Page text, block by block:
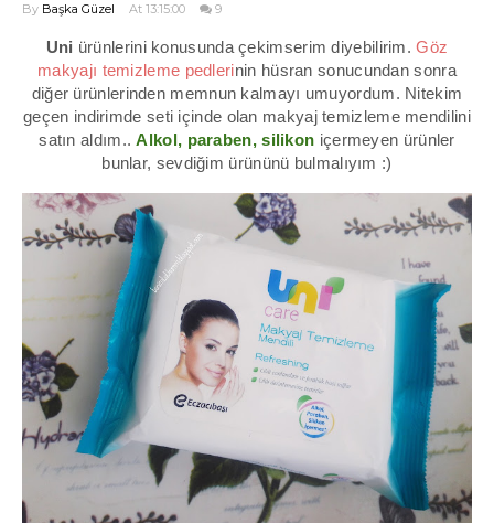
By Başka Güzel At 13:15:00 9
Uni ürünlerini konusunda çekimserim diyebilirim.Göz
makyajı temizleme pedlerinin hüsran sonucundan sonra
diğer ürünlerinden memnun kalmayı umuyordum. Nitekim
geçen indirimde seti içinde olan makyaj temizleme mendilini
satın aldım..Alkol, paraben, silikon içermeyen ürünler
bunlar, sevdiğim ürününü bulmalıyım :)